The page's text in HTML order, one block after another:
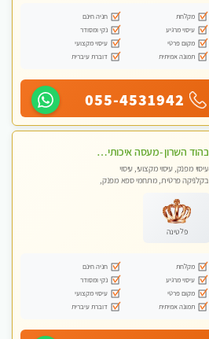
מקלחת
חניה חינם
עיסוי מרגיע
נקי ומסודר
מקום פרטי
עיסוי מקצועי
תמונה אמיתית
דוברת עיברית
055-4531942
בהוד השרון -מעסה איכותית למאסז מקצועי ומפנק לכל שרירי הגוף
עיסוי מפנק, עיסוי מקצועי, עיסוי
בקלניקה פרטית, מתחמי ספא מפנק,
פלטינה
מקלחת
חניה חינם
עיסוי מרגיע
נקי ומסודר
מקום פרטי
עיסוי מקצועי
תמונה אמיתית
דוברת עיברית